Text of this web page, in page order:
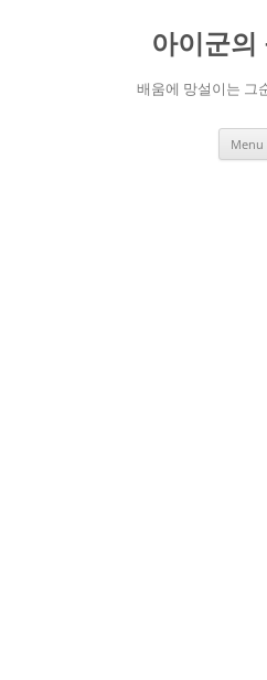
아이군의
배움에 망설이는 그
Menu